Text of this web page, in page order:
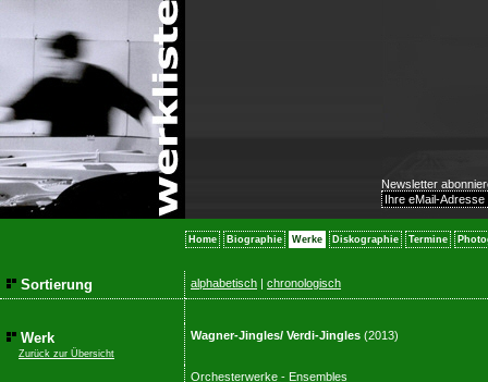
Newsletter
Home Biographie Werke Diskographie Termine
Sortierung alphabetisch | chronologisch
Werk
Zurück zur Übersicht
Wagner-Jingles/ Verdi-Jingles (2013)
Orchesterwerke - Ensembles